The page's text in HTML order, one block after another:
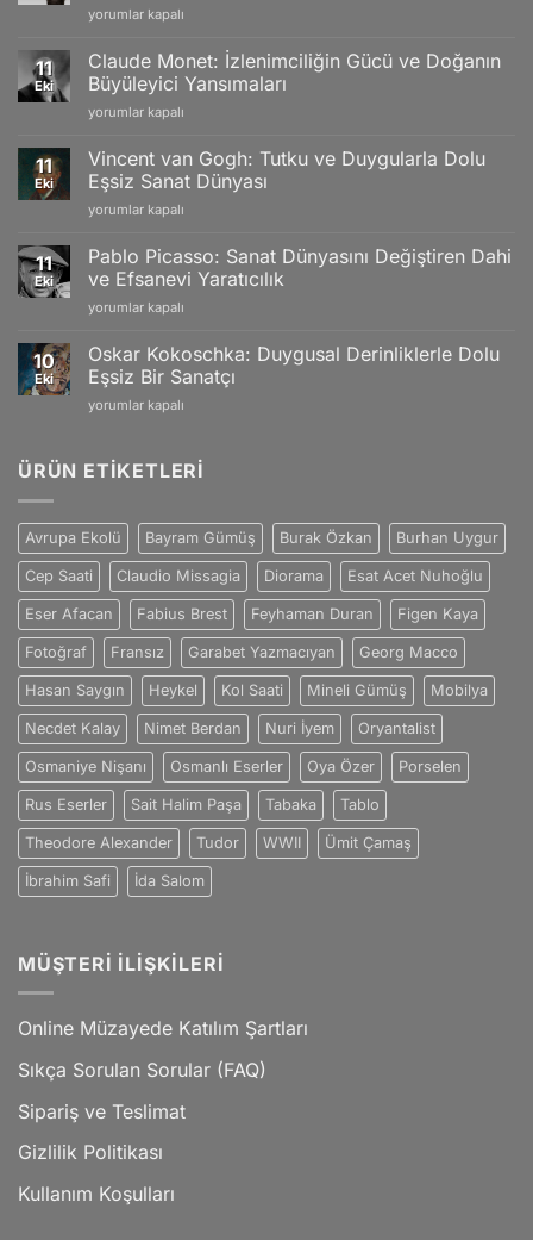
Antoine
Watches:
18k
Gold
Models,
Editions
and
Swiss
Craftsmanship
yorumlar kapalı
11
Eki
Claude Monet: İzlenimciliğin Gücü ve Doğanın
Büyüleyici Yansımaları
Claude
İzlenimciliğin
Gücü
ve
Doğanın
Yansımaları
için
yorumlar kapalı
11
Eki
Vincent van Gogh: Tutku ve Duygularla Dolu
Eşsiz Sanat Dünyası
Vincent
Gogh:
Tutku
ve
Duygularla
Eşsiz
Sanat
Dünyası
için
yorumlar kapalı
11
Eki
Pablo Picasso: Sanat Dünyasını Değiştiren Dahi
ve Efsanevi Yaratıcılık
Pablo
Sanat
Dünyasını
Değiştiren
Dahi
Yaratıcılık
yorumlar kapalı
10
Eki
Oskar Kokoschka: Duygusal Derinliklerle Dolu
Eşsiz Bir Sanatçı
Oskar
Derinliklerle
Bir
Sanatçı
için
yorumlar kapalı
ÜRÜN ETIKETLERI
Avrupa Ekolü Bayram Gümüş Burak Özkan Burhan Uygur
Cep Saati Claudio Missagia Diorama Esat Acet Nuhoğlu
Eser Afacan Fabius Brest Feyhaman Duran Figen Kaya
Fotoğraf Fransız Garabet Yazmacıyan Georg Macco
Hasan Saygın Heykel Kol Saati Mineli Gümüş Mobilya
Necdet Kalay Nimet Berdan Nuri İyem Oryantalist
Osmaniye Nişanı Osmanlı Eserler Oya Özer Porselen
Rus Eserler Sait Halim Paşa Tabaka Tablo
Theodore Alexander Tudor WWII Ümit Çamaş
İbrahim Safi İda Salom
MÜŞTERI İLIŞKILERI
Online Müzayede Katılım Şartları
Sıkça Sorulan Sorular (FAQ)
Sipariş ve Teslimat
Gizlilik Politikası
Kullanım Koşulları